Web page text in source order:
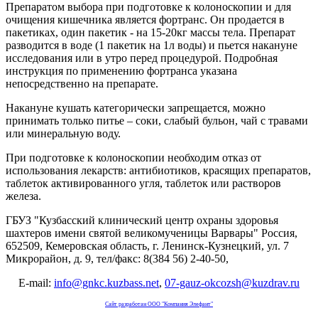
Препаратом выбора при подготовке к колоноскопии и для
очищения кишечника является фортранс. Он продается в
пакетиках, один пакетик - на 15-20кг массы тела. Препарат
разводится в воде (1 пакетик на 1л воды) и пьется накануне
исследования или в утро перед процедурой. Подробная
инструкция по применению фортранса указана
непосредственно на препарате.
Накануне кушать категорически запрещается, можно
принимать только питье – соки, слабый бульон, чай с травами
или минеральную воду.
При подготовке к колоноскопии необходим отказ от
использования лекарств: антибиотиков, красящих препаратов,
таблеток активированного угля, таблеток или растворов
железа.
ГБУЗ "Кузбасский клинический центр охраны здоровья
шахтеров имени святой великомученицы Варвары" Россия,
652509, Кемеровская область, г. Ленинск-Кузнецкий, ул. 7
Микрорайон, д. 9, тел/факс: 8(384 56) 2-40-50,
E-mail: info@gnkc.kuzbass.net, 07-gauz-okcozsh@kuzdrav.ru
Сайт разработан OOO "Компания Элефант"